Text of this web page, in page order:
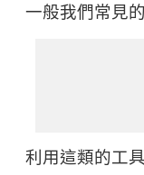
一般我們常見
利用這類的工